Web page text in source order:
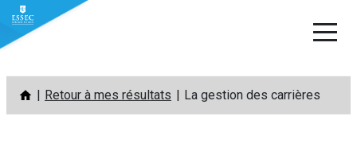
Aller
contenu
Retour à mes résultats La gestion des carrières